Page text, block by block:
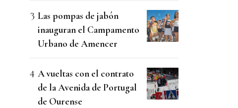
Las pompas de jabón
inauguran el Campamento
Urbano de Amencer
A vueltas con el contrato
de la Avenida de Portugal
de Ourense